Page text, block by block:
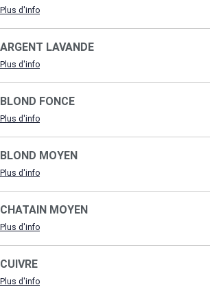
Plus d'info
ARGENT LAVANDE
Plus d'info
BLOND FONCE
Plus d'info
BLOND MOYEN
Plus d'info
CHATAIN MOYEN
Plus d'info
CUIVRE
Plus d'info